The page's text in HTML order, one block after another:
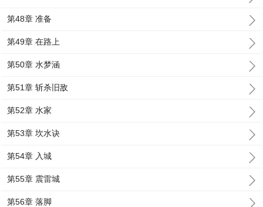
第48章 准备
第49章 在路上
第50章 水梦涵
第51章 斩杀旧敌
第52章 水家
第53章 坎水诀
第54章 入城
第55章 震雷城
第56章 落脚